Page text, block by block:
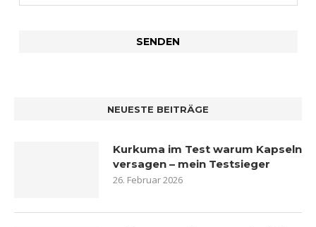
NEUESTE BEITRÄGE
Kurkuma im Test warum Kapseln
versagen – mein Testsieger
26. Februar 2026